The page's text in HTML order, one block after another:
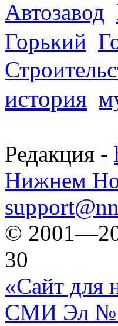
Автозавод
Горький
история
Редакция -
Нижнем
©
30
«Сайт для
СМИ Эл №